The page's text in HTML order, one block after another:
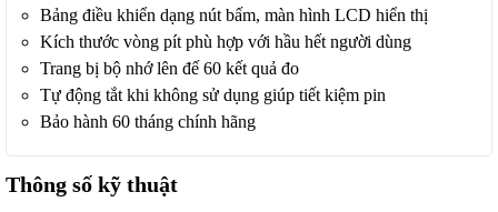
Bảng điều khiển dạng nút bấm, màn hình LCD hiển thị
Kích thước vòng pít phù hợp với hầu hết người dùng
Trang bị bộ nhớ lên đế 60 kết quả đo
Tự động tắt khi không sử dụng giúp tiết kiệm pin
Bảo hành 60 tháng chính hãng
Thông số kỹ thuật